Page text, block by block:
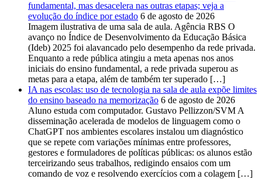
fundamental, mas desacelera nas outras etapas; veja a
evolução do índice por estado 6 de agosto de 2026
Imagem ilustrativa de uma sala de aula. Agência RBS O
avanço no Índice de Desenvolvimento da Educação Básica
(Ideb) 2025 foi alavancado pelo desempenho da rede privada.
Enquanto a rede pública atingiu a meta apenas nos anos
iniciais do ensino fundamental, a rede privada superou as
metas para a etapa, além de também ter superado […]
IA nas escolas: uso de tecnologia na sala de aula expõe limites
do ensino baseado na memorização 6 de agosto de 2026
Aluno estuda com computador. Gustavo Pellizzon/SVM A
disseminação acelerada de modelos de linguagem como o
ChatGPT nos ambientes escolares instalou um diagnóstico
que se repete com variações mínimas entre professores,
gestores e formuladores de políticas públicas: os alunos estão
terceirizando seus trabalhos, redigindo ensaios com um
comando de voz e resolvendo exercícios com a colagem […]